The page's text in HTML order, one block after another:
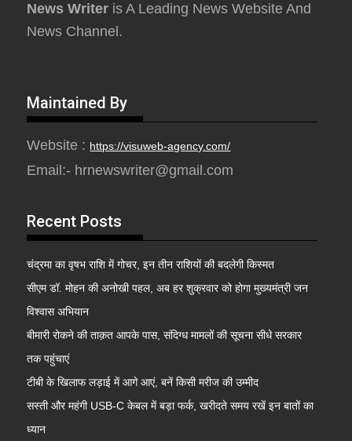
News Writer is A Leading News Website And
News Channel.
Maintained By
Website : https://visuweb-agency.com/
Email:- hrnewswriter@gmail.com
Recent Posts
चंद्रमा का वृषभ राशि में गोचर, इन तीन राशियों की बदलेगी किस्मत
सीएम डॉ. मोहन की अनोखी पहल, अब हर शुक्रवार को होगा मुख्यमंत्री जन
विश्वास अभियान
बीमारी रोकने की ताक़त आपके पास, संदिग्ध मामलों की सूचना सीधे सरकार
तक पहुंचाएं
टीबी के खिलाफ लड़ाई में आगे आएं, बनें किसी मरीज की उम्मीद
सस्ती और महंगी USB-C केबल में बड़ा फर्क, खरीदते समय रखें इन बातों का
ध्यान